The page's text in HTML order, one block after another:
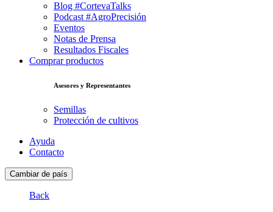
Blog #CortevaTalks
Podcast #AgroPrecisión
Eventos
Notas de Prensa
Resultados Fiscales
Comprar productos
Asesores y Representantes
Semillas
Protección de cultivos
Ayuda
Contacto
Cambiar de país
Back